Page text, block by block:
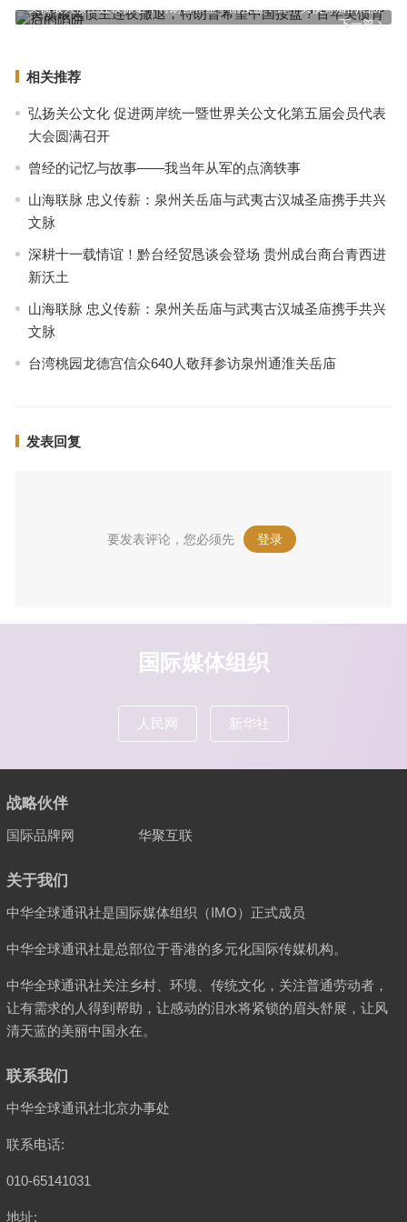
下一篇
美债最大债主连夜撤退，特朗普希望中国接盘？百年美债背后的陷阱
相关推荐
弘扬关公文化 促进两岸统一暨世界关公文化第五届会员代表
大会圆满召开
曾经的记忆与故事——我当年从军的点滴轶事
山海联脉 忠义传薪：泉州关岳庙与武夷古汉城圣庙携手共兴
文脉
深耕十一载情谊！黔台经贸恳谈会登场 贵州成台商台青西进
新沃土
山海联脉 忠义传薪：泉州关岳庙与武夷古汉城圣庙携手共兴
文脉
台湾桃园龙德宫信众640人敬拜参访泉州通淮关岳庙
发表回复
要发表评论，您必须先 登录 。
国际媒体组织
人民网 新华社
战略伙伴
国际品牌网 华聚互联
关于我们
中华全球通讯社是国际媒体组织（IMO）正式成员
中华全球通讯社是总部位于香港的多元化国际传媒机构。
中华全球通讯社关注乡村、环境、传统文化，关注普通劳动者，
让有需求的人得到帮助，让感动的泪水将紧锁的眉头舒展，让风
清天蓝的美丽中国永在。
联系我们
中华全球通讯社北京办事处
联系电话:
010-65141031
地址: